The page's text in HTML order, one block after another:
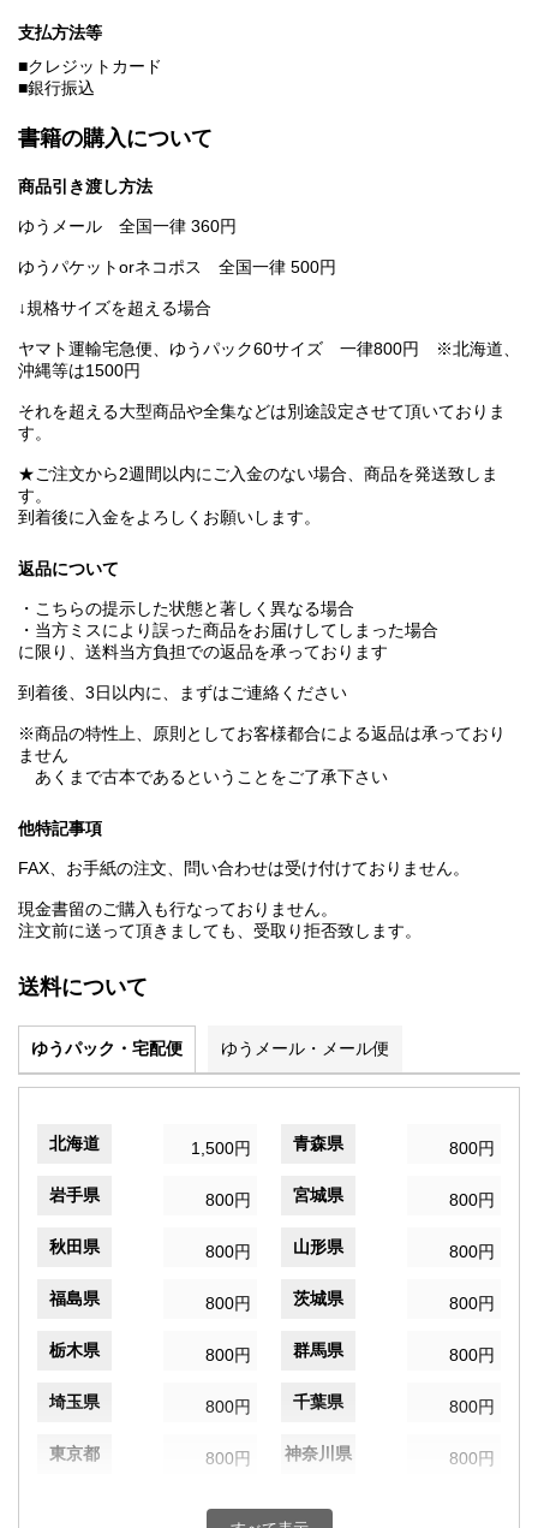
支払方法等
■クレジットカード
■銀行振込
書籍の購入について
商品引き渡し方法
ゆうメール 全国一律 360円
ゆうパケットorネコポス 全国一律 500円
↓規格サイズを超える場合
ヤマト運輸宅急便、ゆうパック60サイズ 一律800円 ※北海道、
沖縄等は1500円
それを超える大型商品や全集などは別途設定させて頂いておりま
す。
★ご注文から2週間以内にご入金のない場合、商品を発送致しま
す。
到着後に入金をよろしくお願いします。
返品について
・こちらの提示した状態と著しく異なる場合
・当方ミスにより誤った商品をお届けしてしまった場合
に限り、送料当方負担での返品を承っております
到着後、3日以内に、まずはご連絡ください
※商品の特性上、原則としてお客様都合による返品は承っており
ません
あくまで古本であるということをご了承下さい
他特記事項
FAX、お手紙の注文、問い合わせは受け付けておりません。
現金書留のご購入も行なっておりません。
注文前に送って頂きましても、受取り拒否致します。
送料について
ゆうパック・宅配便 ゆうメール・メール便
北海道 1,500円 青森県 800円
岩手県 800円 宮城県 800円
秋田県 800円 山形県 800円
福島県 800円 茨城県 800円
栃木県 800円 群馬県 800円
埼玉県 800円 千葉県 800円
東京都 800円 神奈川県 800円
800円 富山県